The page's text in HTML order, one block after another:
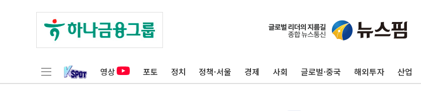
영상 포토 정치 정책·서울 경제 사회 글로벌·중국 해외투자 산업
[종합] 이슬람 수니파 3국, '공동방
트럼프, 백신·자폐증 행정명령 검
이란 핵심 원유 수출항 '하르그섬',
美 고용 쇼크에 엔화 장중 급등…